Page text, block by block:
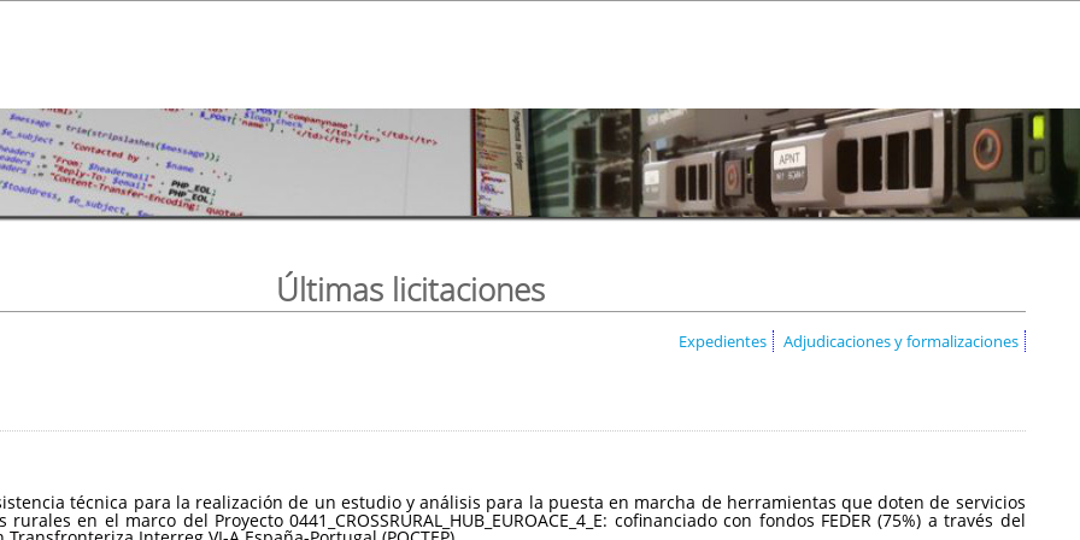
Últimas licitaciones
Expedientes Adjudicaciones y formalizaciones
técnica para la realización de un estudio y análisis para la puesta en marcha de herramientas que doten de servicios
en el marco del Proyecto 0441_CROSSRURAL_HUB_EUROACE_4_E: cofinanciado con fondos FEDER (75%) a través del